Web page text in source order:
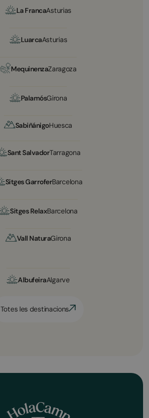
La FrancaAsturias
LuarcaAsturias
MequinenzaZaragoza
PalamósGirona
SabiñánigoHuesca
Sant SalvadorTarragona
Sitges GarroferBarcelona
Sitges RelaxBarcelona
Vall NaturaGirona
AlbufeiraAlgarve
Totes les destinacions